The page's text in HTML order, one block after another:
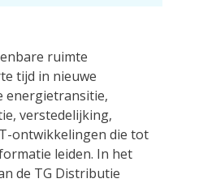
ruimte
tijd in nieuwe
energietransitie,
verstedelijking,
ontwikkelingen die tot
leiden. In het
de TG Distributie